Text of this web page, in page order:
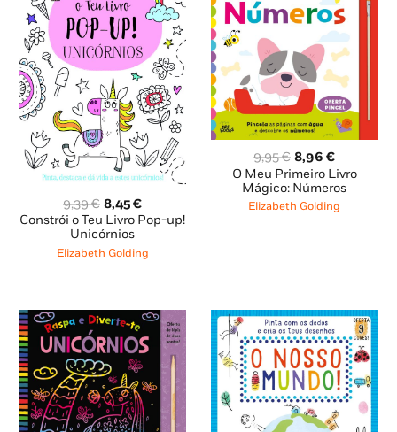
9,39€ O
preço
original
era:
8,45€O
preço
é:
Constrói o Teu Livro Pop-up!
Unicórnios
Elizabeth Golding
9,95€ O
preço
original
era:
8,96€O
preço
atual
é:
O Meu Primeiro Livro
Mágico: Números
Elizabeth Golding